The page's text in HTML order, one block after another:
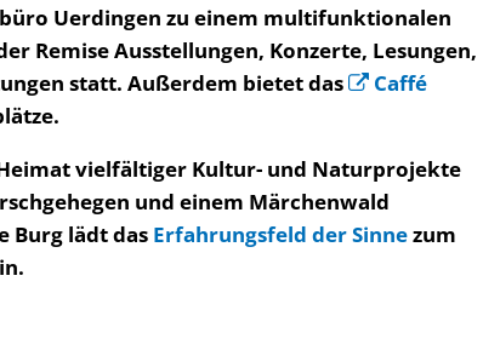
Uerdingen zu einem multifunktionalen
Remise Ausstellungen, Konzerte, Lesungen,
statt. Außerdem bietet das
Caffé
vielfältiger Kultur- und Naturprojekte
und einem Märchenwald
Burg lädt das Erfahrungsfeld der Sinnezum